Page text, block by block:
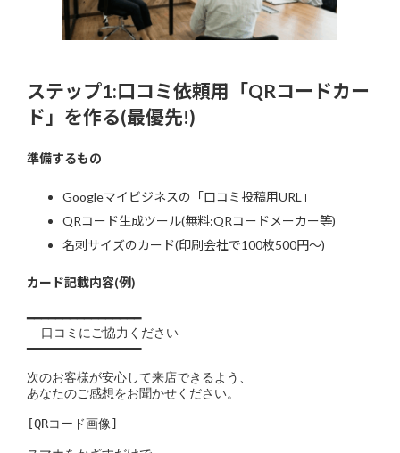
ステップ1:口コミ依頼用「QRコードカー
ド」を作る(最優先!)
準備するもの
Googleマイビジネスの「口コミ投稿用URL」
QRコード生成ツール(無料:QRコードメーカー等)
名刺サイズのカード(印刷会社で100枚500円〜)
カード記載内容(例)
━━━━━━━━━━━━━━━━
━━━━━━━━━━━━━━━━
次のお客様が安心して来店できるよう、
あなたのご感想をお聞かせください。
[QRコード画像]